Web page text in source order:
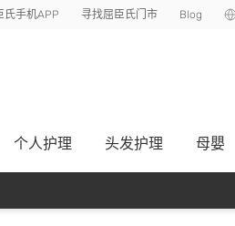
氏手机APP 寻找屈臣氏门市 Blog
个人护理 头发护理 母嬰